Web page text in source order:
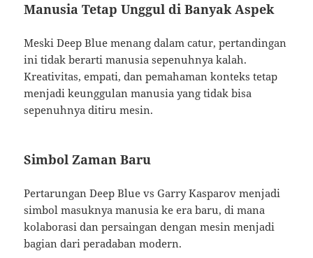
Manusia Tetap Unggul di Banyak Aspek
Meski Deep Blue menang dalam catur, pertandingan
ini tidak berarti manusia sepenuhnya kalah.
Kreativitas, empati, dan pemahaman konteks tetap
menjadi keunggulan manusia yang tidak bisa
sepenuhnya ditiru mesin.
Simbol Zaman Baru
Pertarungan Deep Blue vs Garry Kasparov menjadi
simbol masuknya manusia ke era baru, di mana
kolaborasi dan persaingan dengan mesin menjadi
bagian dari peradaban modern.